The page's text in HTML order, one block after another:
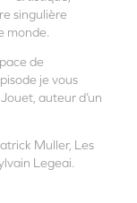
singulière
monde.
de
je vous
auteur d’un
Muller, Les
Legeai.